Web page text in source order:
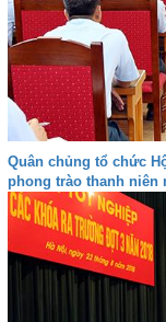
Quân chủng tổ chức
phong trào thanh niên